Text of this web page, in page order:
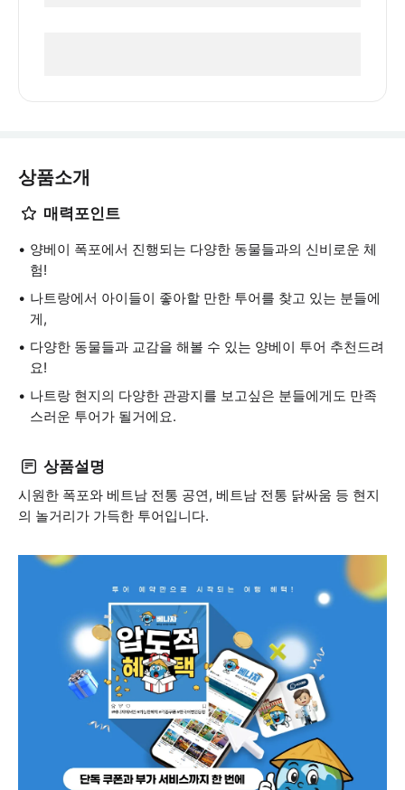
상품소개
매력포인트
양베이 폭포에서 진행되는 다양한 동물들과의 신비로운 체
험!
나트랑에서 아이들이 좋아할 만한 투어를 찾고 있는 분들에
게,
다양한 동물들과 교감을 해볼 수 있는 양베이 투어 추천드려
요!
나트랑 현지의 다양한 관광지를 보고싶은 분들에게도 만족
스러운 투어가 될거에요.
상품설명
시원한 폭포와 베트남 전통 공연, 베트남 전통 닭싸움 등 현지
의 놀거리가 가득한 투어입니다.